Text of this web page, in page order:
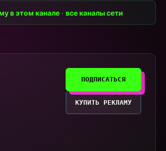
в этом канале ·все каналы сети
ПОДПИСАТЬСЯ
КУПИТЬ РЕКЛАМУ